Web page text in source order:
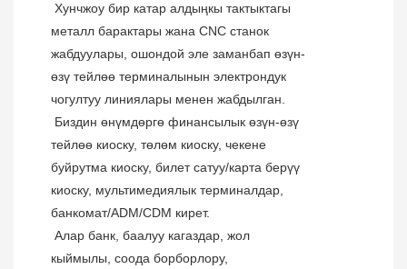
металл барактары жана CNC станок
жабдуулары, ошондой эле заманбап өзүн-
өзү тейлөө терминалынын электрондук
чогултуу линиялары менен жабдылган.
тейлөө киоску, төлөм киоску, чекене
буйрутма киоску, билет сатуу/карта берүү
киоску, мультимедиялык терминалдар,
банкомат/ADM/CDM кирет.
кыймылы, соода борборлору,